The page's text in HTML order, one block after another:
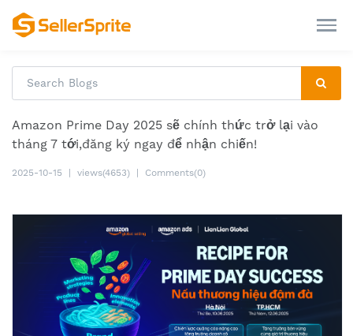
Amazon Prime Day 2025 sẽ chính thức trở lại vào
tháng 7 tới,đăng ký ngay để nhận chiến!
2025-10-15 views(4653) Comments(0)